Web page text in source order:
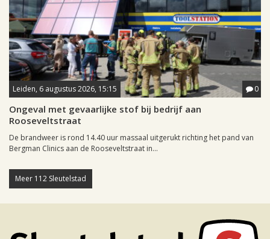
Leiden, 6 augustus 2026, 15:15 0
Ongeval met gevaarlijke stof bij bedrijf aan
Rooseveltstraat
De brandweer is rond 14.40 uur massaal uitgerukt richting het pand van
Bergman Clinics aan de Rooseveltstraat in...
Meer 112 Sleutelstad